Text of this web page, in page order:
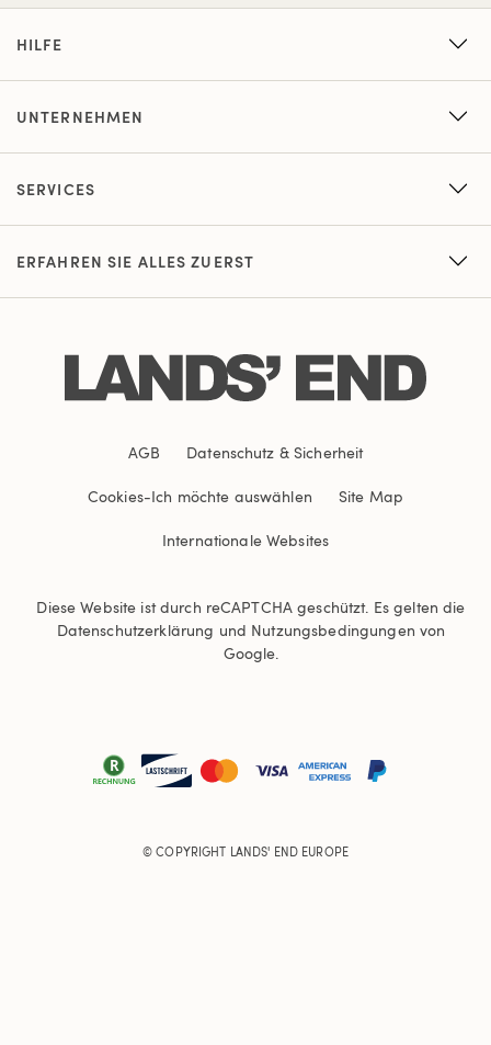
HILFE
UNTERNEHMEN
SERVICES
ERFAHREN SIE ALLES ZUERST
AGB Datenschutz & Sicherheit
Cookies-Ich möchte auswählen Site Map
Internationale Websites
Diese Website ist durch reCAPTCHA geschützt. Es gelten die
Datenschutzerklärung und Nutzungsbedingungen von
Google.
© COPYRIGHT LANDS' END EUROPE